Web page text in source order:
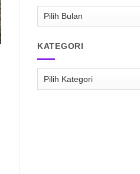
KATEGORI